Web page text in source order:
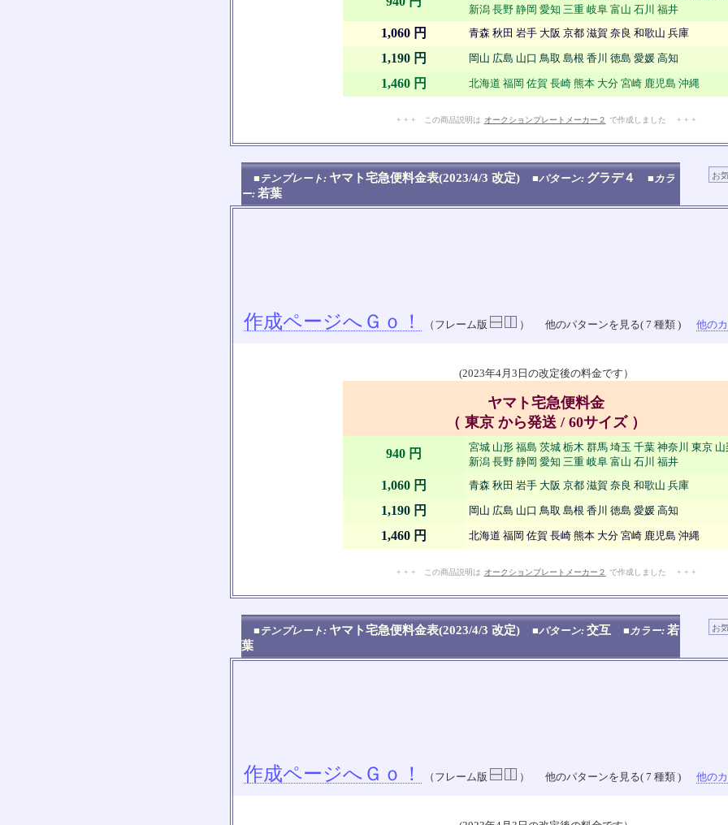
新潟 長野 静岡 愛知 三重 岐阜 富山 石川 福井
1,060 円 青森 秋田 岩手 大阪 京都 滋賀 奈良 和歌山 兵庫
1,190 円 岡山 広島 山口 鳥取 島根 香川 徳島 愛媛 高知
1,460 円 北海道 福岡 佐賀 長崎 熊本 大分 宮崎 鹿児島 沖縄
+ + + この商品説明は オークションプレートメーカー２ で作成しました + + +
■テンプレート: ヤマト宅急便料金表(2023/4/3 改定) ■パターン: グラデ４ ■カラ
ー: 若葉
作成ページへＧｏ！ （フレーム版 ） 他のパターンを見る( 7 種類 ) 他の
(2023年4月3日の改定後の料金です）
ヤマト宅急便料金
（ 東京 から発送 / 60サイズ ）
940 円
宮城 山形 福島 茨城 栃木 群馬 埼玉 千葉 神奈川 東京 山
新潟 長野 静岡 愛知 三重 岐阜 富山 石川 福井
1,060 円 青森 秋田 岩手 大阪 京都 滋賀 奈良 和歌山 兵庫
1,190 円 岡山 広島 山口 鳥取 島根 香川 徳島 愛媛 高知
1,460 円 北海道 福岡 佐賀 長崎 熊本 大分 宮崎 鹿児島 沖縄
+ + + この商品説明は オークションプレートメーカー２ で作成しました + + +
■テンプレート: ヤマト宅急便料金表(2023/4/3 改定) ■パターン: 交互 ■カラー: 若
葉
作成ページへＧｏ！ （フレーム版 ） 他のパターンを見る( 7 種類 ) 他の